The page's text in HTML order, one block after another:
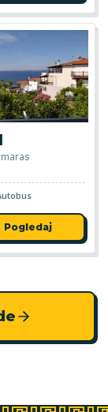
Pogledaj